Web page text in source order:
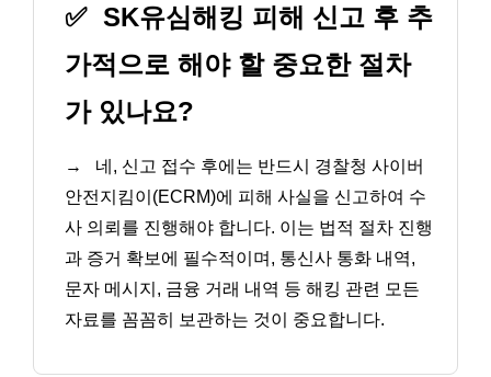
✅ SK유심해킹 피해 신고 후 추
가적으로 해야 할 중요한 절차
가 있나요?
→
네, 신고 접수 후에는 반드시 경찰청 사이버
안전지킴이(ECRM)에 피해 사실을 신고하여 수
사 의뢰를 진행해야 합니다. 이는 법적 절차 진행
과 증거 확보에 필수적이며, 통신사 통화 내역,
문자 메시지, 금융 거래 내역 등 해킹 관련 모든
자료를 꼼꼼히 보관하는 것이 중요합니다.